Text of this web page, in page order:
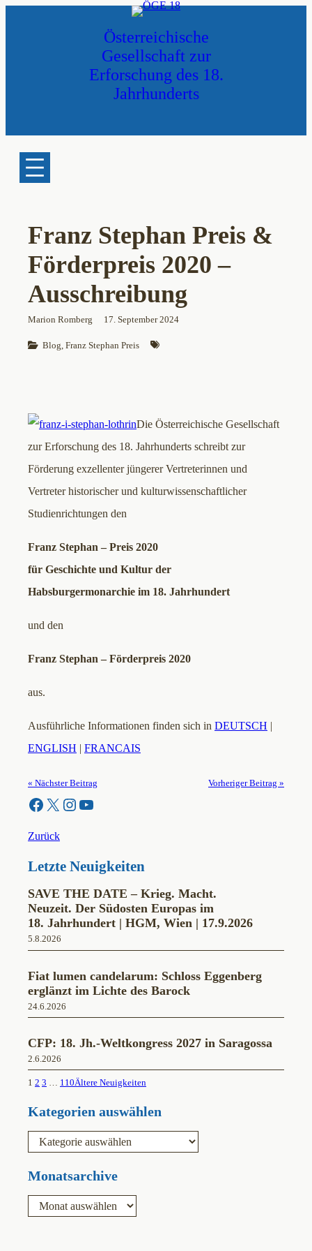
Österreichische
Gesellschaft zur
Erforschung des 18.
Jahrhunderts
Franz Stephan Preis &
Förderpreis 2020 –
Ausschreibung
Marion Romberg 17. September 2024
Blog, Franz Stephan Preis
Die Österreichische Gesellschaft
zur Erforschung des 18. Jahrhunderts schreibt zur
Förderung exzellenter jüngerer Vertreterinnen und
Vertreter historischer und kulturwissenschaftlicher
Studienrichtungen den
Franz Stephan – Preis 2020
für Geschichte und Kultur der
Habsburgermonarchie im 18. Jahrhundert
und den
Franz Stephan – Förderpreis 2020
aus.
Ausführliche Informationen finden sich in DEUTSCH |
ENGLISH | FRANCAIS
« Nächster Beitrag Vorheriger Beitrag »
Facebook X Instagram YouTube
Zurück
Letzte Neuigkeiten
SAVE THE DATE – Krieg. Macht.
Neuzeit. Der Südosten Europas im
18. Jahrhundert | HGM, Wien | 17.9.2026
5.8.2026
Fiat lumen candelarum: Schloss Eggenberg
erglänzt im Lichte des Barock
24.6.2026
CFP: 18. Jh.-Weltkongress 2027 in Saragossa
2.6.2026
1 2 3 … 110Ältere Neuigkeiten
Kategorien auswählen
e
g
i
Monatsarchive